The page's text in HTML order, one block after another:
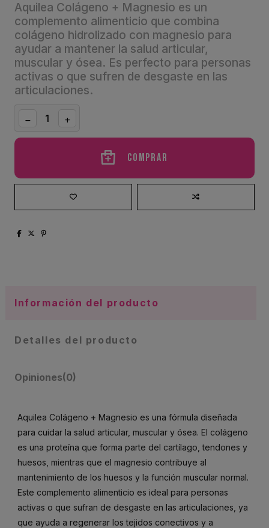
Aquilea Colágeno + Magnesio es un
complemento alimenticio que combina
colágeno hidrolizado con magnesio para
ayudar a mantener la salud articular,
muscular y ósea. Es perfecto para personas
activas o que sufren de desgaste en las
articulaciones.
Comprar
Información del producto
Detalles del producto
Opiniones(0)
Aquilea Colágeno + Magnesio es una fórmula diseñada
para cuidar la salud articular, muscular y ósea. El colágeno
es una proteína que forma parte del cartílago, tendones y
huesos, mientras que el magnesio contribuye al
mantenimiento de los huesos y la función muscular normal.
Este complemento alimenticio es ideal para personas
activas o que sufran de desgaste en las articulaciones, ya
que ayuda a regenerar los tejidos conectivos y a